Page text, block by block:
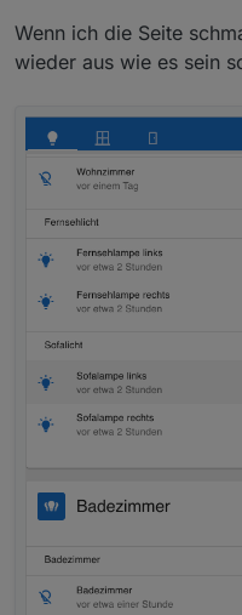
Wenn ich die Seite
wieder aus wie es sein